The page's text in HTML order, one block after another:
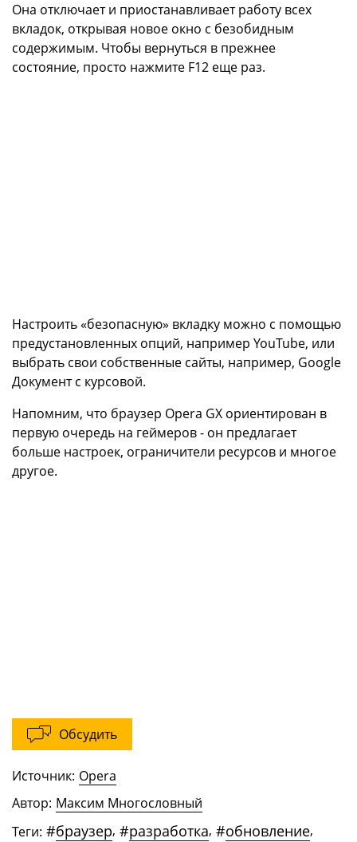
Она отключает и приостанавливает работу всех
вкладок, открывая новое окно с безобидным
содержимым. Чтобы вернуться в прежнее
состояние, просто нажмите F12 еще раз.
Настроить «безопасную» вкладку можно с помощью
предустановленных опций, например YouTube, или
выбрать свои собственные сайты, например, Google
Документ с курсовой.
Напомним, что браузер Opera GX ориентирован в
первую очередь на геймеров - он предлагает
больше настроек, ограничители ресурсов и многое
другое.
Обсудить
Источник: Opera
Автор: Максим Многословный
Теги: #браузер, #разработка, #обновление,